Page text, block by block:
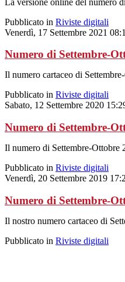
Pubblicato in Riviste digitali
Venerdì, 17 Settembre 2021
Numero di Settembre-
Il numero cartaceo di
Pubblicato in Riviste digitali
Sabato, 12 Settembre 2020
Numero di Settembre-
Il numero di Settembre-Ottobre
Pubblicato in Riviste digitali
Venerdì, 20 Settembre 2019
Numero di Settembre-
Il nostro numero cartaceo di
Pubblicato in Riviste digitali